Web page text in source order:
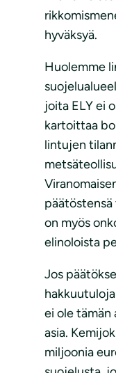
hyväksyä.
Huolemme
joita ELY ei
kartoittaa
lintujen
päätöstensä
on myös
elinoloista
Jos
ei ole tämän
asia.
miljoonia